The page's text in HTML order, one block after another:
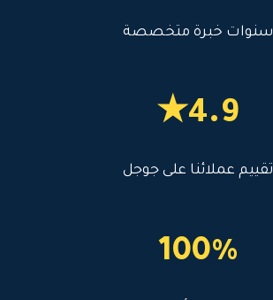
سنوات خبرة متخصصة
4.9★
تقييم عملائنا على جوجل
100%